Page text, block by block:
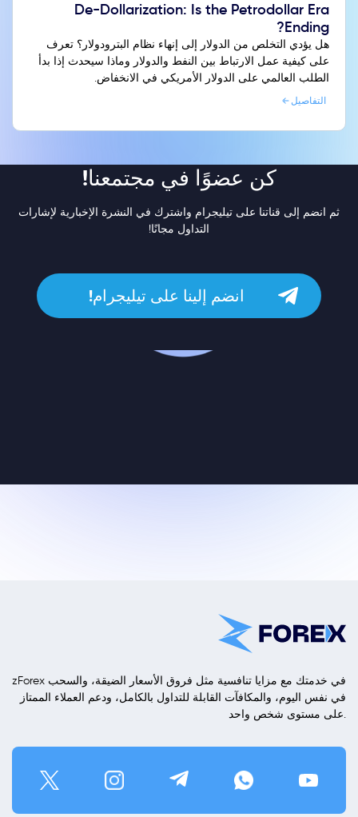
De-Dollarization: Is the Petrodollar Era
Ending?
هل يؤدي التخلص من الدولار إلى إنهاء نظام البترودولار؟ تعرف
على كيفية عمل الارتباط بين النفط والدولار وماذا سيحدث إذا بدأ
الطلب العالمي على الدولار الأمريكي في الانخفاض.
التفاصيل
كن عضوًا في مجتمعنا!
ثم انضم إلى قناتنا على تيليجرام واشترك في النشرة الإخبارية لإشارات
التداول مجانًا!
انضم إلينا على تيليجرام!
zForex في خدمتك مع مزايا تنافسية مثل فروق الأسعار الضيقة، والسحب
في نفس اليوم، والمكافآت القابلة للتداول بالكامل، ودعم العملاء الممتاز
على مستوى شخص واحد.